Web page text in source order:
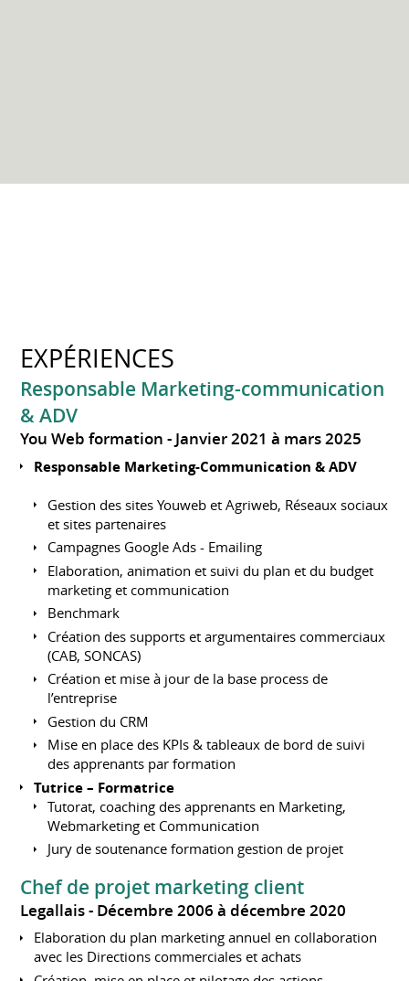
EXPÉRIENCES
Responsable Marketing-communication
& ADV
You Web formation Janvier 2021 à mars 2025
Responsable Marketing-Communication & ADV
Gestion des sites Youweb et Agriweb, Réseaux sociaux
et sites partenaires
Campagnes Google Ads - Emailing
Elaboration, animation et suivi du plan et du budget
marketing et communication
Benchmark
Création des supports et argumentaires commerciaux
(CAB, SONCAS)
Création et mise à jour de la base process de
l’entreprise
Gestion du CRM
Mise en place des KPIs & tableaux de bord de suivi
des apprenants par formation
Tutrice – Formatrice
Tutorat, coaching des apprenants en Marketing,
Webmarketing et Communication
Jury de soutenance formation gestion de projet
Chef de projet marketing client
Legallais Décembre 2006 à décembre 2020
Elaboration du plan marketing annuel en collaboration
avec les Directions commerciales et achats